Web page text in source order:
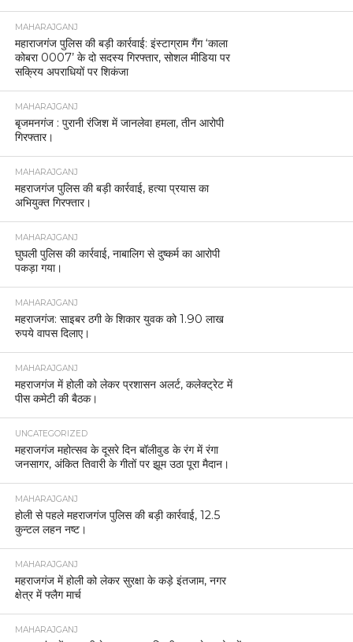
MAHARAJGANJ
महाराजगंज पुलिस की बड़ी कार्रवाई: इंस्टाग्राम गैंग ‘काला
कोबरा 0007’ के दो सदस्य गिरफ्तार, सोशल मीडिया पर
सक्रिय अपराधियों पर शिकंजा
MAHARAJGANJ
बृजमनगंज : पुरानी रंजिश में जानलेवा हमला, तीन आरोपी
गिरफ्तार।
MAHARAJGANJ
महराजगंज पुलिस की बड़ी कार्रवाई, हत्या प्रयास का
अभियुक्त गिरफ्तार।
MAHARAJGANJ
घुघली पुलिस की कार्रवाई, नाबालिग से दुष्कर्म का आरोपी
पकड़ा गया।
MAHARAJGANJ
महराजगंज: साइबर ठगी के शिकार युवक को 1.90 लाख
रुपये वापस दिलाए।
MAHARAJGANJ
महराजगंज में होली को लेकर प्रशासन अलर्ट, कलेक्ट्रेट में
पीस कमेटी की बैठक।
UNCATEGORIZED
महराजगंज महोत्सव के दूसरे दिन बॉलीवुड के रंग में रंगा
जनसागर, अंकित तिवारी के गीतों पर झूम उठा पूरा मैदान।
MAHARAJGANJ
होली से पहले महराजगंज पुलिस की बड़ी कार्रवाई, 12.5
कुन्टल लहन नष्ट।
MAHARAJGANJ
महराजगंज में होली को लेकर सुरक्षा के कड़े इंतजाम, नगर
क्षेत्र में फ्लैग मार्च
MAHARAJGANJ